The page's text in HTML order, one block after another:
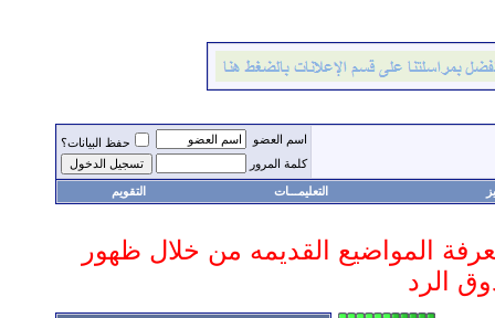
اسم العضو
حفظ البيانات؟
كلمة المرور
التعليمـــات التقويم
المواضيع القديمه من خلال ظهور
الرد